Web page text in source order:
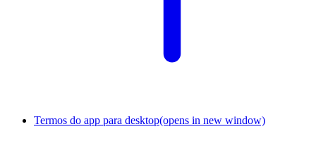
Termos do app para desktop(opens in new window)